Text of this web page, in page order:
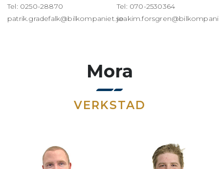
Tel: 0250-28870
patrik.gradefalk@bilkompaniet.se
Tel: 070-2530364
Mora
VERKSTAD